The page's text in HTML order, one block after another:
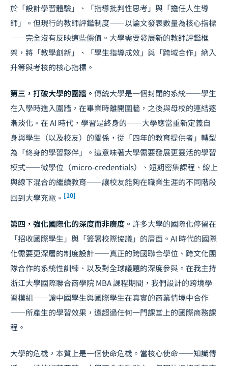
於「設計學習體驗」、「指導批判性思考」與「擔任人生導
師」。但現行的教師評鑑制度——以論文發表數量為核心指標
——完全沒有反映這些價值。大學需要發展新的教師評鑑框
架，將「教學創新」、「學生指導成效」與「跨域合作」納入
升等與考核的核心指標。
第三，打破大學的圍牆。 傳統大學是一個封閉的系統——學生
在入學時進入圍牆，在畢業時離開圍牆，之後與母校的連結逐
漸淡化。在 AI 時代，學習是終身的——大學應當重新定義自
身與學生（以及校友）的關係，從「四年的教育提供者」轉型
為「終身的學習夥伴」。這意味著大學需要發展更靈活的學習
模式——微學位（micro-credentials）、短期密集課程、線上
與線下混合的繼續教育——讓校友能夠在職業生涯的不同階段
回到大學充電。 [10]
第四，強化國際化的深度而非廣度。 許多大學的國際化停留在
「招收國際學生」與「簽署校際協議」的層面。AI 時代的國際
化需要更深層的制度設計——真正的跨國聯合學位、跨文化團
隊合作的系統性訓練、以及對全球議題的深度參與。在我主持
浙江大學國際聯合商學院 MBA 課程期間，我們設計的跨境學
習模組——讓中國學生與國際學生在真實的商業情境中合作
——所產生的學習效果，遠超過任何一門課堂上的國際商務課
程。
大學的危機，本質上是一個使命危機。當核心使命——知識傳